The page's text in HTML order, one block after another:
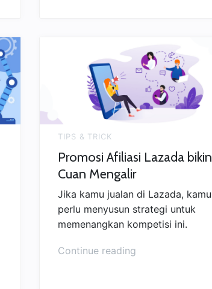
TIPS & TRICK
Promosi Afiliasi Lazada bikin
Cuan Mengalir
Jika kamu jualan di Lazada, kamu
perlu menyusun strategi untuk
memenangkan kompetisi ini.
Continue reading“Promosi